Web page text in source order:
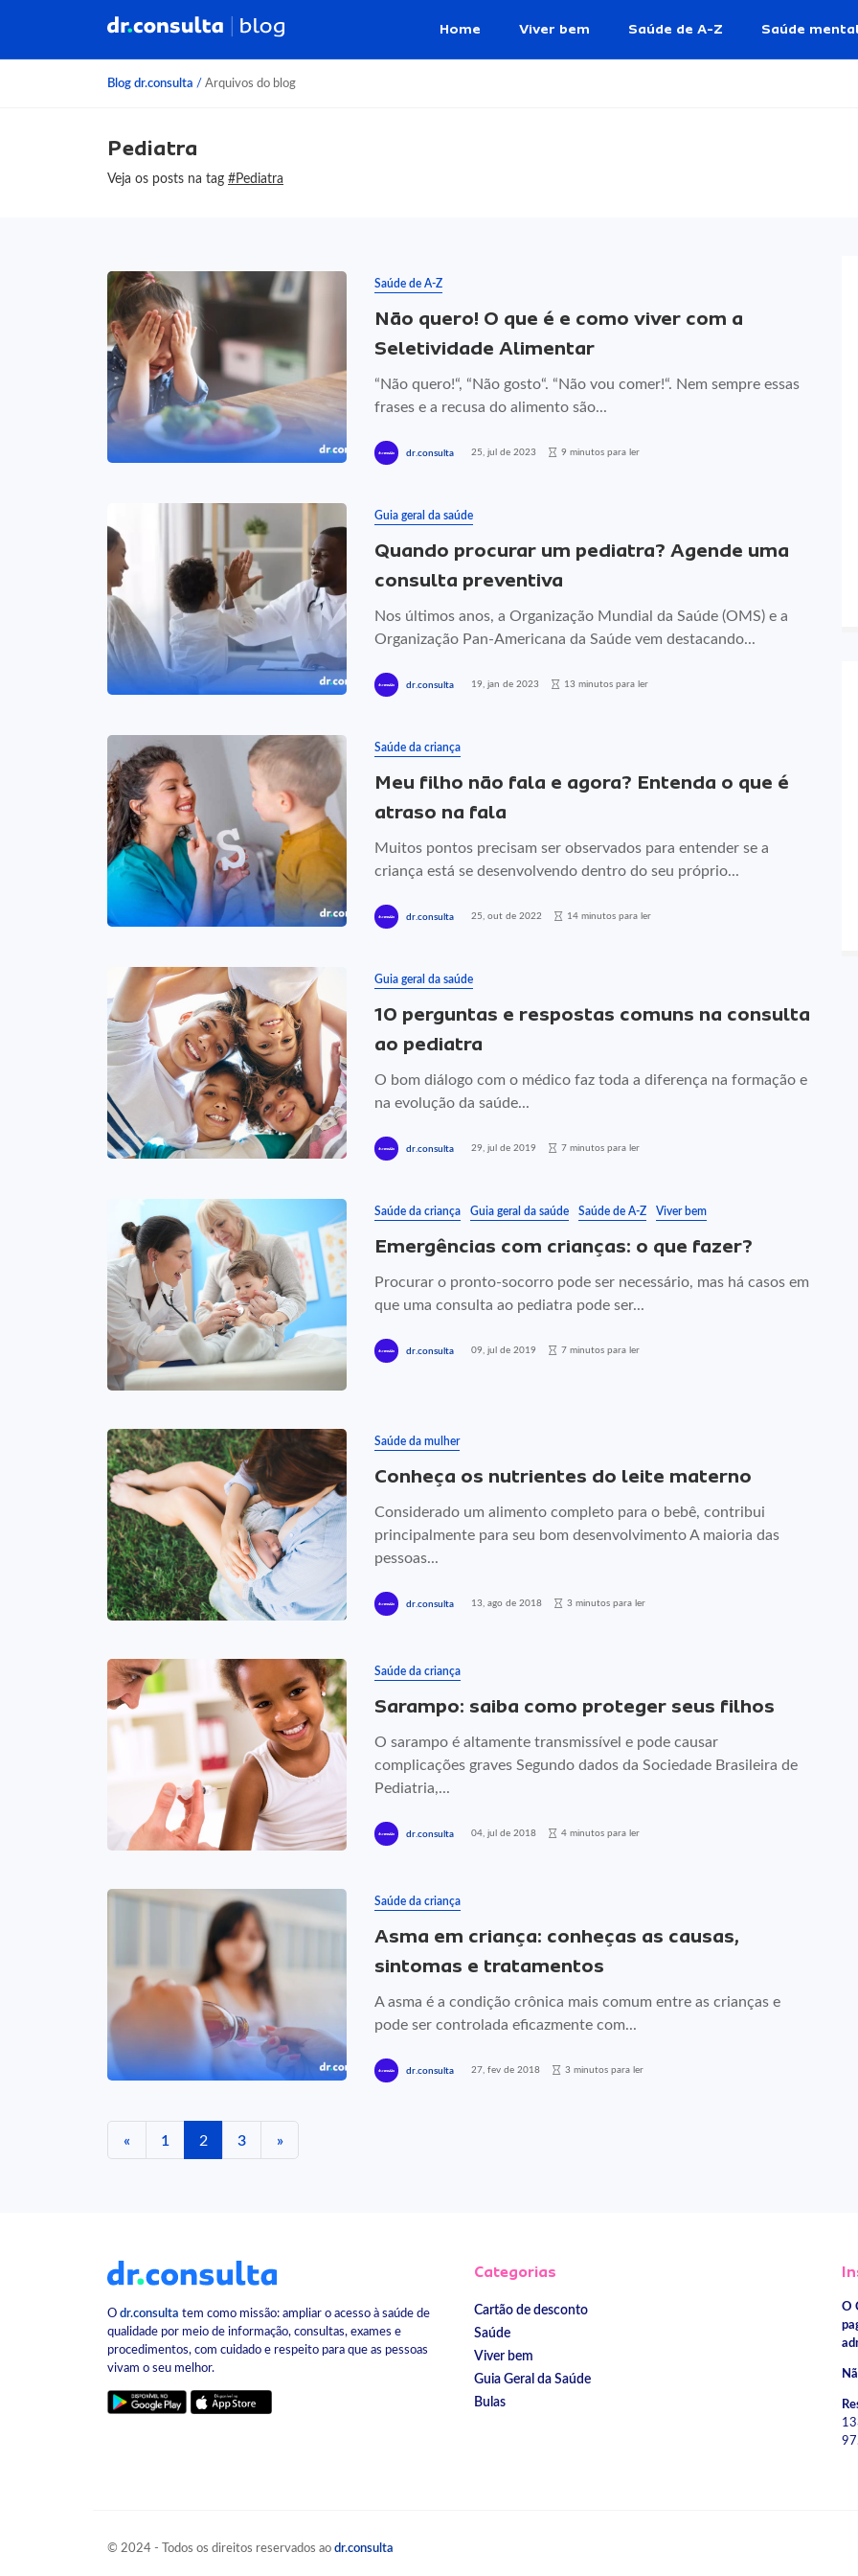
Home Viver bem Saúde de A-Z Saúde
Blog dr.consulta / Arquivos do blog
Pediatra
Veja os posts na tag #Pediatra
Saúde de A-Z
Não quero! O que é e como viver com a
Seletividade Alimentar
“Não quero!“, “Não gosto“. “Não vou comer!“. Nem sempre essas
frases e a recusa do alimento são...
dr.consulta 25, jul de 2023 9 minutos para ler
Guia geral da saúde
Quando procurar um pediatra? Agende uma
consulta preventiva
Nos últimos anos, a Organização Mundial da Saúde (OMS) e a
Organização Pan-Americana da Saúde vem destacando...
dr.consulta 19, jan de 2023 13 minutos para ler
Saúde da criança
Meu filho não fala e agora? Entenda o que é
atraso na fala
Muitos pontos precisam ser observados para entender se a
criança está se desenvolvendo dentro do seu próprio...
dr.consulta 25, out de 2022 14 minutos para ler
Guia geral da saúde
10 perguntas e respostas comuns na consulta
ao pediatra
O bom diálogo com o médico faz toda a diferença na formação e
na evolução da saúde...
dr.consulta 29, jul de 2019 7 minutos para ler
Saúde da criança Guia geral da saúde Saúde de A-Z Viver bem
Emergências com crianças: o que fazer?
Procurar o pronto-socorro pode ser necessário, mas há casos em
que uma consulta ao pediatra pode ser...
dr.consulta 09, jul de 2019 7 minutos para ler
Saúde da mulher
Conheça os nutrientes do leite materno
Considerado um alimento completo para o bebê, contribui
principalmente para seu bom desenvolvimento A maioria das
pessoas...
dr.consulta 13, ago de 2018 3 minutos para ler
Saúde da criança
Sarampo: saiba como proteger seus filhos
O sarampo é altamente transmissível e pode causar
complicações graves Segundo dados da Sociedade Brasileira de
Pediatria,...
dr.consulta 04, jul de 2018 4 minutos para ler
Saúde da criança
Asma em criança: conheças as causas,
sintomas e tratamentos
A asma é a condição crônica mais comum entre as crianças e
pode ser controlada eficazmente com...
dr.consulta 27, fev de 2018 3 minutos para ler
« 1 2 3 »
O dr.consulta tem como missão: ampliar o acesso à saúde de
qualidade por meio de informação, consultas, exames e
procedimentos, com cuidado e respeito para que as pessoas
vivam o seu melhor.
Categorias
Cartão de desconto
Saúde
Viver bem
Guia Geral da Saúde
Bulas
O
© 2024 - Todos os direitos reservados ao dr.consulta